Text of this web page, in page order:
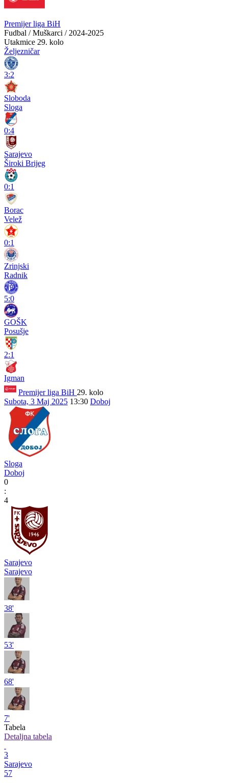
Premijer liga BiH
Fudbal / Muškarci / 2024-2025
Utakmice 29. kolo
Željezničar
3:2
Sloboda
Sloga
0:4
Sarajevo
Široki Brijeg
0:1
Borac
Velež
0:1
Zrinjski
Radnik
5:0
GOŠK
Posušje
2:1
Igman
Premijer liga BiH 29. kolo
Subota, 3 Maj 2025 13:30 Doboj
Sloga
Doboj
0
:
4
Sarajevo
Sarajevo
38'
53'
68'
7'
Tabela
Detaljna tabela
3
Sarajevo
57